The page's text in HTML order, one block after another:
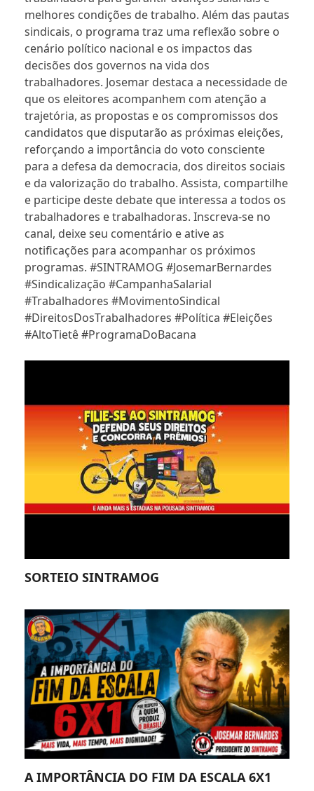
melhores condições de trabalho. Além das pautas
sindicais, o programa traz uma reflexão sobre o
cenário político nacional e os impactos das
decisões dos governos na vida dos
trabalhadores. Josemar destaca a necessidade de
que os eleitores acompanhem com atenção a
trajetória, as propostas e os compromissos dos
candidatos que disputarão as próximas eleições,
reforçando a importância do voto consciente
para a defesa da democracia, dos direitos sociais
e da valorização do trabalho. Assista, compartilhe
e participe deste debate que interessa a todos os
trabalhadores e trabalhadoras. Inscreva-se no
canal, deixe seu comentário e ative as
notificações para acompanhar os próximos
programas. #SINTRAMOG #JosemarBernardes
#Sindicalização #CampanhaSalarial
#Trabalhadores #MovimentoSindical
#DireitosDosTrabalhadores #Política #Eleições
#AltoTietê #ProgramaDoBacana
SORTEIO SINTRAMOG
A IMPORTÂNCIA DO FIM DA ESCALA 6X1